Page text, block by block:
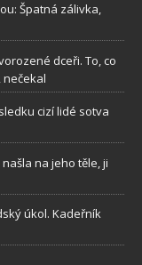
Špatná zálivka,
dceři. To, co
nečekal
cizí lidé sotva
na jeho těle, ji
úkol. Kadeřník